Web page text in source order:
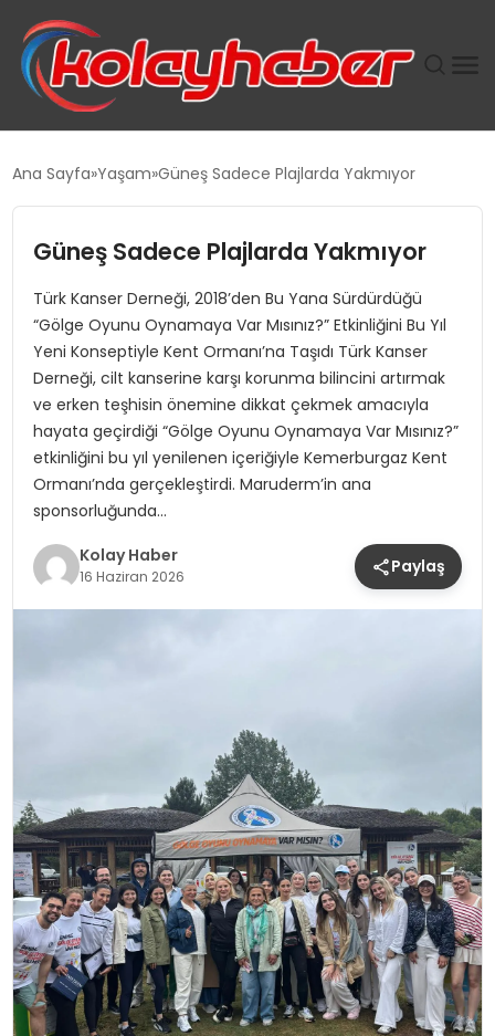
GÜCÜNÜBÜYÜTÜYOR
TANYER YAPI ZEMIN MÜHENDISLIĞINDE HEDEF
BÜYÜTTÜ
TOROSLAR’DA PAZAR GERGİNLİĞİ!
Ana Sayfa Yaşam Güneş Sadece Plajlarda Yakmıyor
Güneş Sadece Plajlarda Yakmıyor
Türk Kanser Derneği, 2018’den Bu Yana Sürdürdüğü
“Gölge Oyunu Oynamaya Var Mısınız?” Etkinliğini Bu Yıl
Yeni Konseptiyle Kent Ormanı’na Taşıdı Türk Kanser
Derneği, cilt kanserine karşı korunma bilincini artırmak
ve erken teşhisin önemine dikkat çekmek amacıyla
hayata geçirdiği “Gölge Oyunu Oynamaya Var Mısınız?”
etkinliğini bu yıl yenilenen içeriğiyle Kemerburgaz Kent
Ormanı’nda gerçekleştirdi. Maruderm’in ana
sponsorluğunda…
Kolay Haber
16 Haziran 2026 Paylaş